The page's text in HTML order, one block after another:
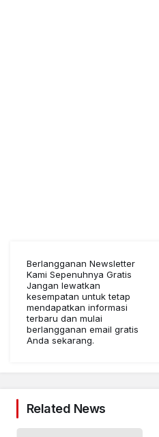
Berlangganan Newsletter
Kami Sepenuhnya Gratis
Jangan lewatkan
kesempatan untuk tetap
mendapatkan informasi
terbaru dan mulai
berlangganan email gratis
Anda sekarang.
Related News